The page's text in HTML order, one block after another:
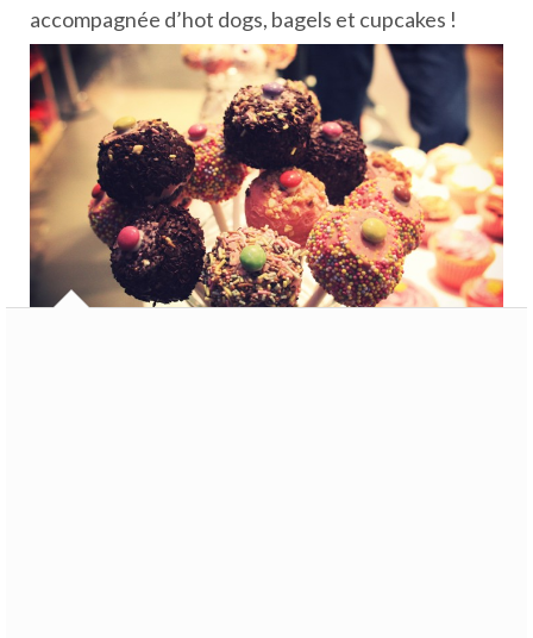
accompagnée d’hot dogs, bagels et cupcakes !